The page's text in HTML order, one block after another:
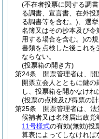
(不在者投票に関する調
る調書、宣言書、在外
る調書等を含む。) 、選
名簿又はその抄本及び令
用する場合を含む。)の
書類を点検した後これ
ならない。
(投票箱の開き方)
第24条
開票管理者は、
開票立会人とともに鍵の
し、投票箱を開かなけれ
(投票の点検及び得票の
第25条
開票管理者は、
候補者又は名簿届出政党
11号様式の有効(無効)投
算表によってしなければ